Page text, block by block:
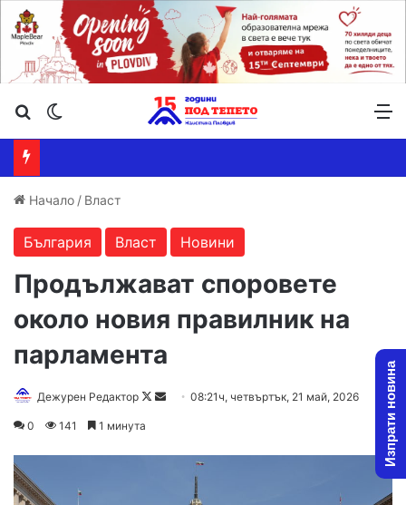
Търсене ...
Начало / Власт
България Власт Новини
Продължават споровете
около новия правилник на
парламента
Дежурен Редактор
Follow
Send08:21ч, четвъртък, 21 май, 2026
0 141 1 минута Изпрати новина